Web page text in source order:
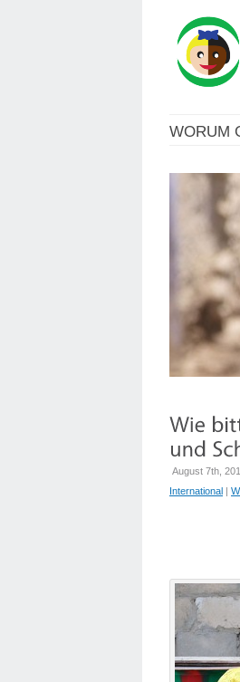
WORUM
August 7th,
International |